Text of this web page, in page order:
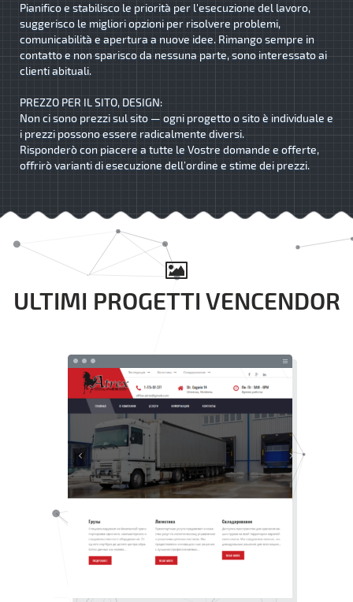
Pianifico e stabilisco le priorità per l'esecuzione del lavoro,
suggerisco le migliori opzioni per risolvere problemi,
comunicabilità e apertura a nuove idee. Rimango sempre in
contatto e non sparisco da nessuna parte, sono interessato ai
clienti abituali.
PREZZO PER IL SITO, DESIGN:
Non ci sono prezzi sul sito — ogni progetto o sito è individuale e
i prezzi possono essere radicalmente diversi.
Risponderò con piacere a tutte le Vostre domande e offerte,
offrirò varianti di esecuzione dell’ordine e stime dei prezzi.
ULTIMI PROGETTI VENCENDOR